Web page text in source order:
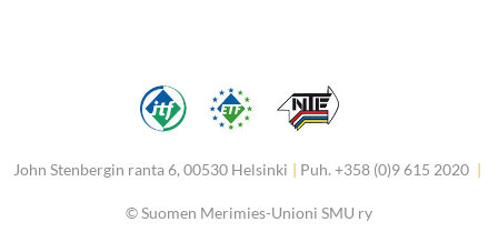
John Stenbergin ranta 6, 00530 Helsinki | Puh. +358 (0)9 615 2020 |
©Suomen Merimies-Unioni SMU ry